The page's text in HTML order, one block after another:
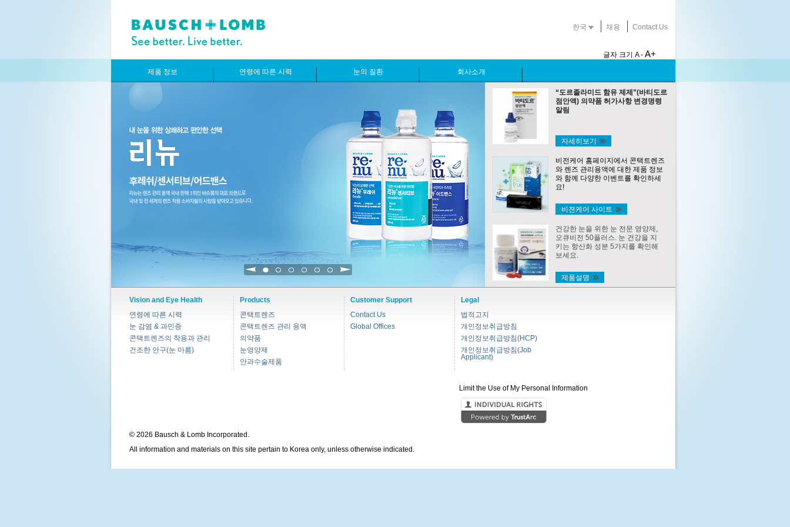
한국 채용 Contact Us
글자 크기 A - A+
제품 정보 연령에 따른 시력 눈의 질환 회사소개
1 2 3 4 5 6
“도르졸라미드 함유 제제”(바티도르
점안액) 의약품 허가사항 변경명령
알림
자세히보기
비전케어 홈페이지에서 콘택트렌즈
와 렌즈 관리용액에 대한 제품 정보
와 함께 다양한 이벤트를 확인하세
요!
비젼케어 사이트
건강한 눈을 위한 눈 전문 영양제,
오큐비전 50플러스. 눈 건강을 지
키는 항산화 성분 5가지를 확인해
보세요.
제품설명
Vision and Eye Health
연령에 따른 시력
눈 감염 & 과민증
콘택트렌즈의 착용과 관리
건조한 안구(눈 마름)
Products
콘택트렌즈
콘택트렌즈 관리 용액
의약품
눈영양제
안과수술제품
Customer Support
Contact Us
Global Offices
Legal
법적고지
개인정보취급방침
개인정보취급방침(HCP)
개인정보취급방침(Job
Applicant)
Limit the Use of My Personal Information
© 2026 Bausch & Lomb Incorporated.
All information and materials on this site pertain to Korea only, unless otherwise indicated.